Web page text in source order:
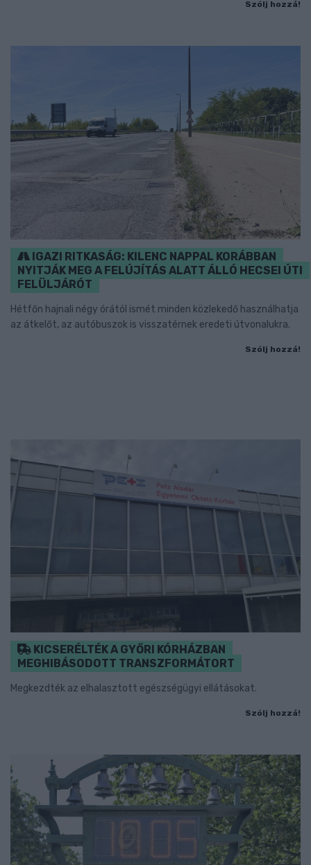
Szólj hozzá!
IGAZI RITKASÁG: KILENC NAPPAL KORÁBBAN
NYITJÁK MEG A FELÚJÍTÁS ALATT ÁLLÓ HECSEI ÚTI
FELÜLJÁRÓT
Hétfőn hajnali négy órától ismét minden közlekedő használhatja
az átkelőt, az autóbuszok is visszatérnek eredeti útvonalukra.
Szólj hozzá!
KICSERÉLTÉK A GYŐRI KÓRHÁZBAN
MEGHIBÁSODOTT TRANSZFORMÁTORT
Megkezdték az elhalasztott egészségügyi ellátásokat.
Szólj hozzá!